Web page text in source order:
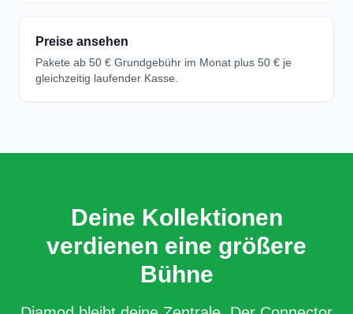
Preise ansehen
Pakete ab 50 € Grundgebühr im Monat plus 50 € je
gleichzeitig laufender Kasse.
Deine Kollektionen
verdienen eine größere
Bühne